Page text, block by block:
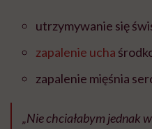
utrzymywanie się
zapalenie ucha
zapalenie mięśnia
„Nie chciałabym jednak